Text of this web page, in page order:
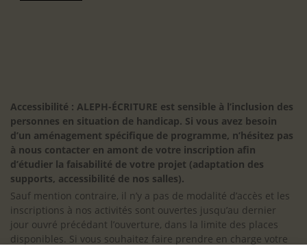
Accessibilité : ALEPH-ÉCRITURE est sensible à l’inclusion des
personnes en situation de handicap. Si vous avez besoin
d’un aménagement spécifique de programme, n’hésitez pas
à nous contacter en amont de votre inscription afin
d’étudier la faisabilité de votre projet (adaptation des
supports, accessibilité de nos salles).
Sauf mention contraire, il n’y a pas de modalité d’accès et les
inscriptions à nos activités sont ouvertes jusqu’au dernier
jour ouvré précédant l’ouverture, dans la limite des places
disponibles. Si vous souhaitez faire prendre en charge votre